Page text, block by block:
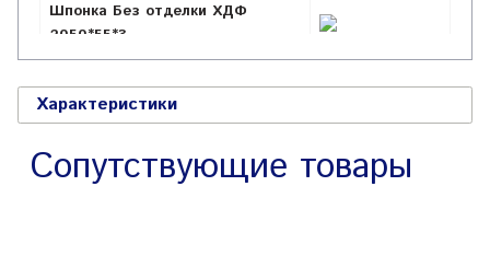
Шпонка Без отделки ХДФ
2050*55*3
Характеристики
Сопутствующие товары